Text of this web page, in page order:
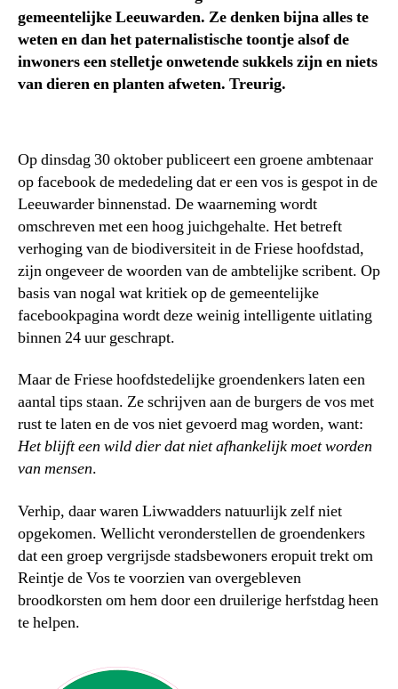
gemeentelijke Leeuwarden. Ze denken bijna alles te
weten en dan het paternalistische toontje alsof de
inwoners een stelletje onwetende sukkels zijn en niets
van dieren en planten afweten. Treurig.
Op dinsdag 30 oktober publiceert een groene ambtenaar
op facebook de mededeling dat er een vos is gespot in de
Leeuwarder binnenstad. De waarneming wordt
omschreven met een hoog juichgehalte. Het betreft
verhoging van de biodiversiteit in de Friese hoofdstad,
zijn ongeveer de woorden van de ambtelijke scribent. Op
basis van nogal wat kritiek op de gemeentelijke
facebookpagina wordt deze weinig intelligente uitlating
binnen 24 uur geschrapt.
Maar de Friese hoofdstedelijke groendenkers laten een
aantal tips staan. Ze schrijven aan de burgers de vos met
rust te laten en de vos niet gevoerd mag worden, want:
Het blijft een wild dier dat niet afhankelijk moet worden
van mensen.
Verhip, daar waren Liwwadders natuurlijk zelf niet
opgekomen. Wellicht veronderstellen de groendenkers
dat een groep vergrijsde stadsbewoners eropuit trekt om
Reintje de Vos te voorzien van overgebleven
broodkorsten om hem door een druilerige herfstdag heen
te helpen.